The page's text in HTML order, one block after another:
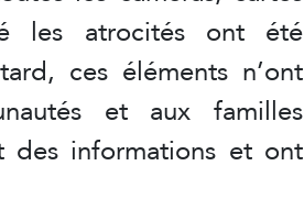
les atrocités ont été
ces éléments n’ont
et aux familles
des informations et ont